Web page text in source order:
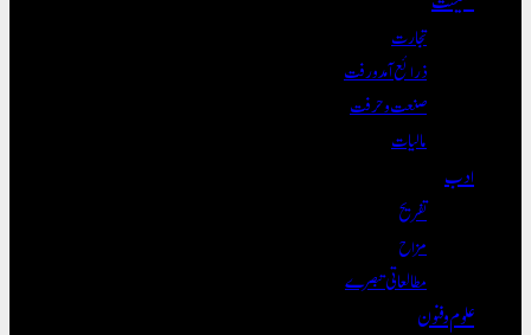
تجارت
ذرائع آمدورفت
صنعت و حرفت
مالیات
ادب
تفریح
مزاح
مطالعاتی تبصرے
علوم و فنون